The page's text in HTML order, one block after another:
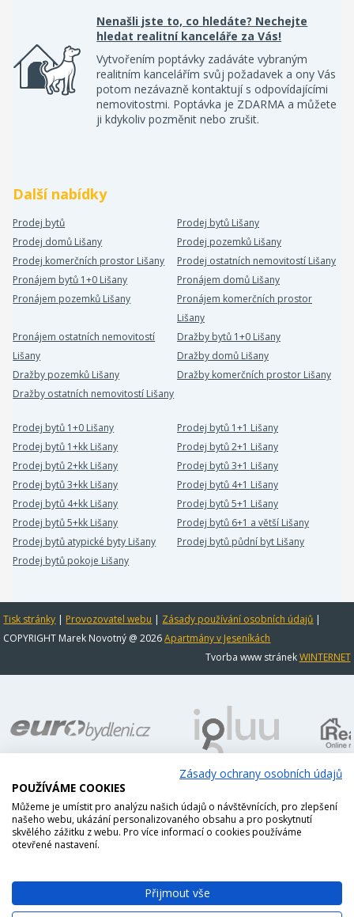
Nenašli jste to, co hledáte? Nechejte
hledat realitní kanceláře za Vás!
Vytvořením poptávky zadáváte vybraným
realitním kancelářím svůj požadavek a ony Vás
potom nezávazně kontaktují s odpovídajícími
nemovitostmi. Poptávka je ZDARMA a můžete
ji kdykoliv pozměnit nebo zrušit.
Další nabídky
Prodej bytů
Prodej bytů Lišany
Prodej domů Lišany
Prodej pozemků Lišany
Prodej komerčních prostor Lišany
Prodej ostatních nemovitostí Lišany
Pronájem bytů 1+0 Lišany
Pronájem domů Lišany
Pronájem pozemků Lišany
Pronájem komerčních prostor
Lišany
Pronájem ostatních nemovitostí
Lišany
Dražby bytů 1+0 Lišany
Dražby domů Lišany
Dražby pozemků Lišany
Dražby komerčních prostor Lišany
Dražby ostatních nemovitostí Lišany
Prodej bytů 1+0 Lišany
Prodej bytů 1+1 Lišany
Prodej bytů 1+kk Lišany
Prodej bytů 2+1 Lišany
Prodej bytů 2+kk Lišany
Prodej bytů 3+1 Lišany
Prodej bytů 3+kk Lišany
Prodej bytů 4+1 Lišany
Prodej bytů 4+kk Lišany
Prodej bytů 5+1 Lišany
Prodej bytů 5+kk Lišany
Prodej bytů 6+1 a větší Lišany
Prodej bytů atypické byty Lišany
Prodej bytů půdní byt Lišany
Prodej bytů pokoje Lišany
Tisk stránky | Provozovatel webu | Zásady používání osobních údajů |
COPYRIGHT Marek Novotný @ 2026Apartmány v Jeseníkách
Tvorba www stránekWINTERNET
Zásady ochrany osobních údajů
POUŽÍVÁME COOKIES
Můžeme je umístit pro analýzu našich údajů o návštěvnících, pro zlepšení
našeho webu, ukázání personalizovaného obsahu a pro poskytnutí
skvělého zážitku z webu. Pro více informací o cookies používáme
otevřené nastavení.
Přijmout vše